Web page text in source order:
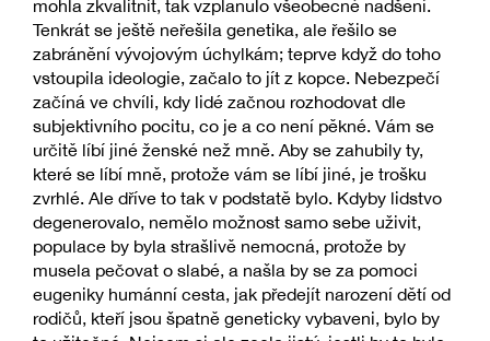
mohla zkvalitnit, tak vzplanulo všeobecné nadšení.
Tenkrát se ještě neřešila genetika, ale řešilo se
zabránění vývojovým úchylkám; teprve když do toho
vstoupila ideologie, začalo to jít z kopce. Nebezpečí
začíná ve chvíli, kdy lidé začnou rozhodovat dle
subjektivního pocitu, co je a co není pěkné. Vám se
určitě líbí jiné ženské než mně. Aby se zahubily ty,
které se líbí mně, protože vám se líbí jiné, je trošku
zvrhlé. Ale dříve to tak v podstatě bylo. Kdyby lidstvo
degenerovalo, nemělo možnost samo sebe uživit,
populace by byla strašlivě nemocná, protože by
musela pečovat o slabé, a našla by se za pomoci
eugeniky humánní cesta, jak předejít narození dětí od
rodičů, kteří jsou špatně geneticky vybaveni, bylo by